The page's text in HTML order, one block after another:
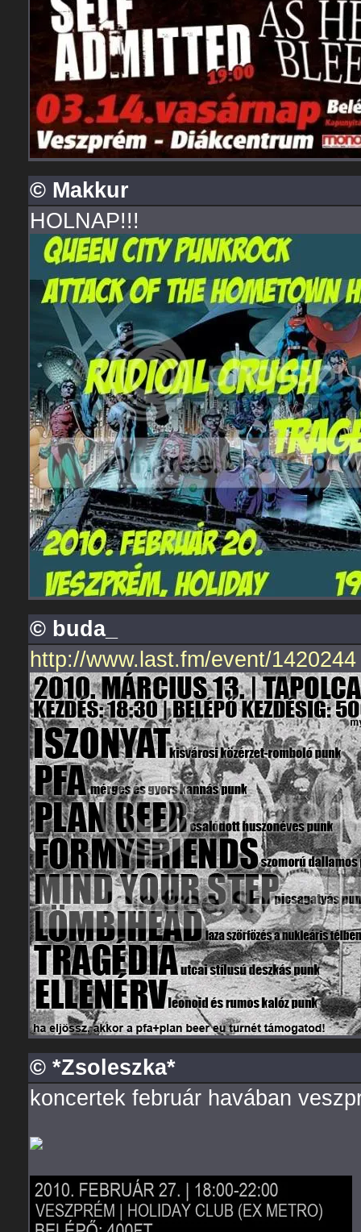
© Makkur
HOLNAP!!!
© buda_
http://www.last.fm/event/1420244
© *Zsoleszka*
koncertek február havában